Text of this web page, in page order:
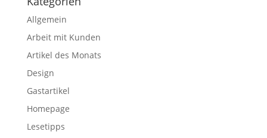
Allgemein
Arbeit mit Kunden
Artikel des Monats
Design
Gastartikel
Homepage
Lesetipps